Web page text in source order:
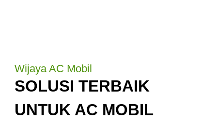
Wijaya AC Mobil
SOLUSI TERBAIK
UNTUK AC MOBIL